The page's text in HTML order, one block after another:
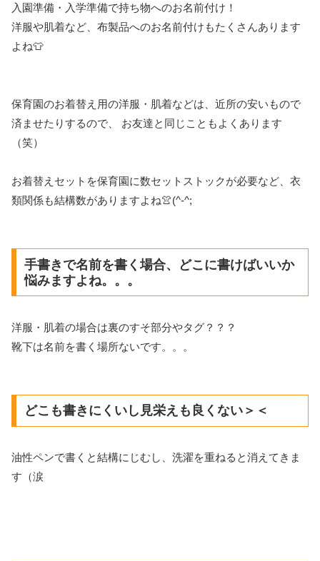
入園準備・入学準備で持ち物へのお名前付け！
洋服や肌着など、布製品へのお名前付けもたくさんあります
よね👕
保育園のお着替え用の洋服・肌着などは、近所の安いもので
済ませたりするので、 お友達と同じこともよくあります
（笑）
お着替えセットを保育園に数セットストックが必要など、衣
類関係も結構数がありますよね👚(^-^;
手書きで名前を書く場合、どこに書けばいいか
悩みますよね。。。
洋服・肌着の場合は裏のすそ部分やタグ？？？
靴下は名前を書く場所ないです。。。
どこも書きにくいし見栄えも良くない＞＜
油性ペンで書くと結構にじむし、洗濯を重ねると消えてきま
す（涙